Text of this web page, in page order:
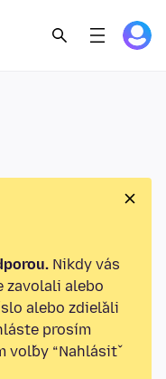
Nikdy vás
zavolali alebo
alebo zdieľali
prosím
voľby “Nahlásiť